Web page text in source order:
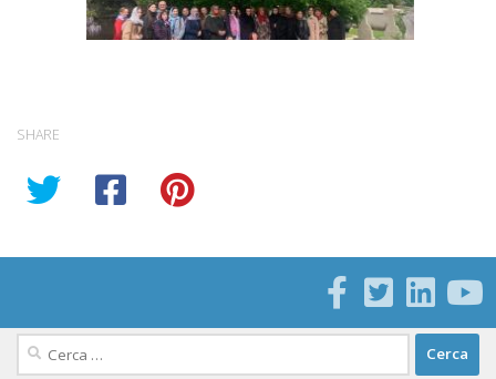
SHARE
Ricerca